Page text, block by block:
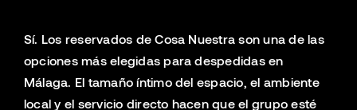
Sí. Los reservados de Cosa Nuestra son una de las
opciones más elegidas para despedidas en
Málaga. El tamaño íntimo del espacio, el ambiente
local y el servicio directo hacen que el grupo esté